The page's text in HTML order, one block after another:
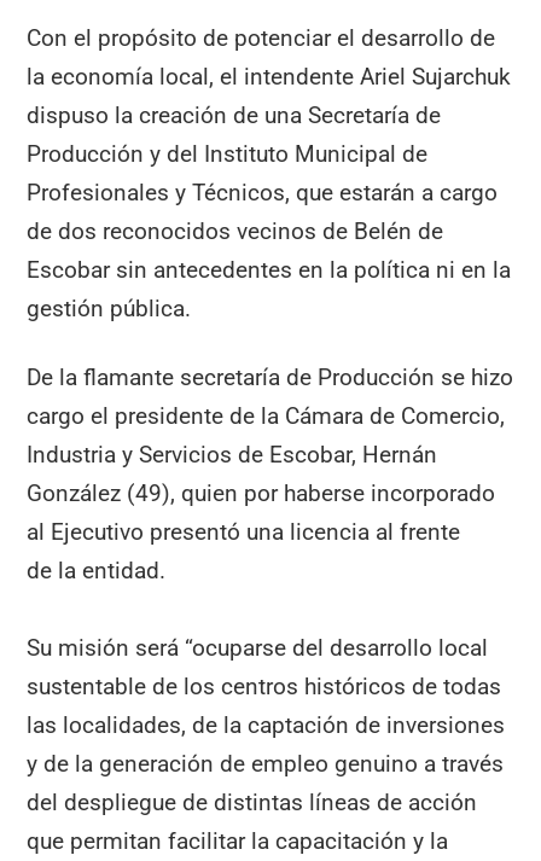
Con el propósito de potenciar el desarrollo de
la economía local, el intendente Ariel Sujarchuk
dispuso la creación de una Secretaría de
Producción y del Instituto Municipal de
Profesionales y Técnicos, que estarán a cargo
de dos reconocidos vecinos de Belén de
Escobar sin antecedentes en la política ni en la
gestión pública.
De la flamante secretaría de Producción se hizo
cargo el presidente de la Cámara de Comercio,
Industria y Servicios de Escobar, Hernán
González (49), quien por haberse incorporado
al Ejecutivo presentó una licencia al frente
de la entidad.
Su misión será “ocuparse del desarrollo local
sustentable de los centros históricos de todas
las localidades, de la captación de inversiones
y de la generación de empleo genuino a través
del despliegue de distintas líneas de acción
que permitan facilitar la capacitación y la